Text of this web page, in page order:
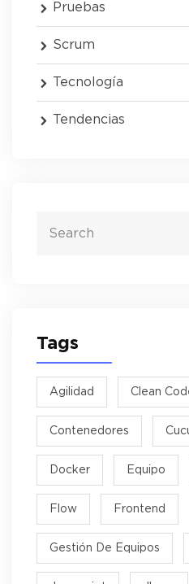
Pruebas
Scrum
Tecnología
Tendencias
Tags
Agilidad Clean
Contenedores
Docker Equipo
Flow Frontend
Gestión De Equipos